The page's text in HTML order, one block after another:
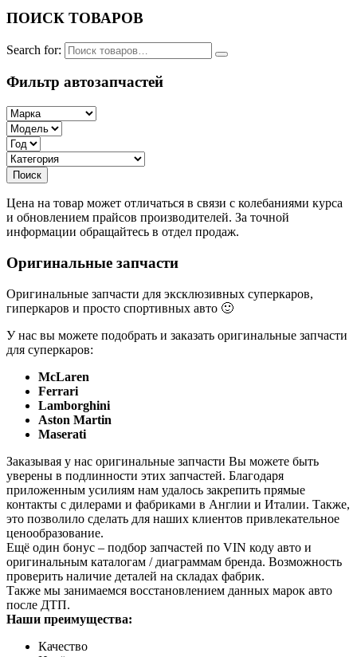
ПОИСК ТОВАРОВ
Search for:
Фильтр автозапчастей
Цена на товар может отличаться в связи с колебаниями курса
и обновлением прайсов производителей. За точной
информации обращайтесь в отдел продаж.
Оригинальные запчасти
Оригинальные запчасти для эксклюзивных суперкаров,
гиперкаров и просто спортивных авто 🙂
У нас вы можете подобрать и заказать оригинальные запчасти
для суперкаров:
McLaren
Ferrari
Lamborghini
Aston Martin
Maserati
Заказывая у нас оригинальные запчасти Вы можете быть
уверены в подлинности этих запчастей. Благодаря
приложенным усилиям нам удалось закрепить прямые
контакты с дилерами и фабриками в Англии и Италии. Также,
это позволило сделать для наших клиентов привлекательное
ценообразование.
Ещё один бонус – подбор запчастей по VIN коду авто и
оригинальным каталогам / диаграммам бренда. Возможность
проверить наличие деталей на складах фабрик.
Также мы занимаемся восстановлением данных марок авто
после ДТП.
Наши преимущества:
Качество